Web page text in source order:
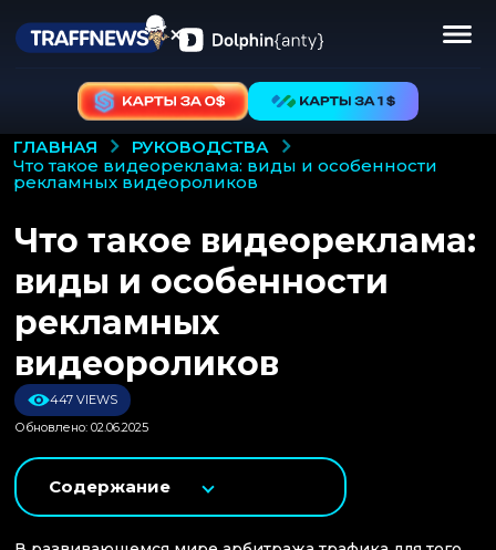
ГЛАВНАЯ
РУКОВОДСТВА
что такое видеореклама: виды и особенности
рекламных видеороликов
Что такое видеореклама:
виды и особенности
рекламных
видеороликов
447 VIEWS
Обновлено: 02.06.2025
Содержание